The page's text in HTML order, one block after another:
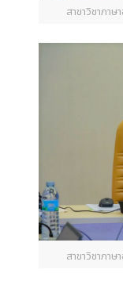
สาขาวิชาภา
สาขาวิชาภา